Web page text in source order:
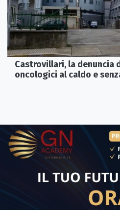
Castrovillari, la denuncia
oncologici al caldo e